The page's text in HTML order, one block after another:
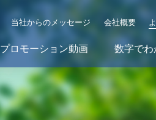
当社からのメッセージ 会社概要
プロモーション動画 数字でわ